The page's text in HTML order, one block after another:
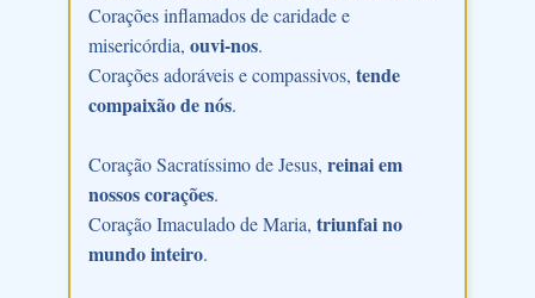
Corações inflamados de caridade e
misericórdia, ouvi-nos.
Corações adoráveis e compassivos, tende
compaixão de nós.
Coração Sacratíssimo de Jesus, reinai em
nossos corações.
Coração Imaculado de Maria, triunfai no
mundo inteiro.